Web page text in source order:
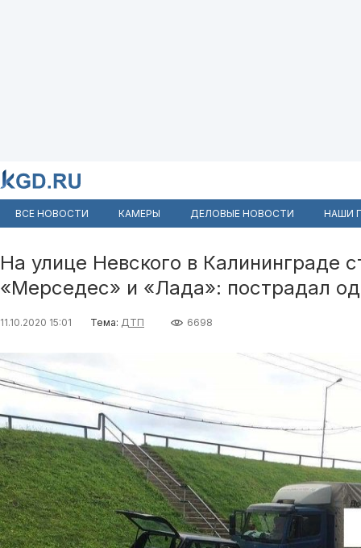
ВСЕ НОВОСТИ КАМЕРЫ ДЕЛОВЫЕ НОВОСТИ НАШИ
На улице Невского в Калининграде
«Мерседес» и «Лада»: пострадал
11.10.2020 15:01 Тема: ДТП 6698